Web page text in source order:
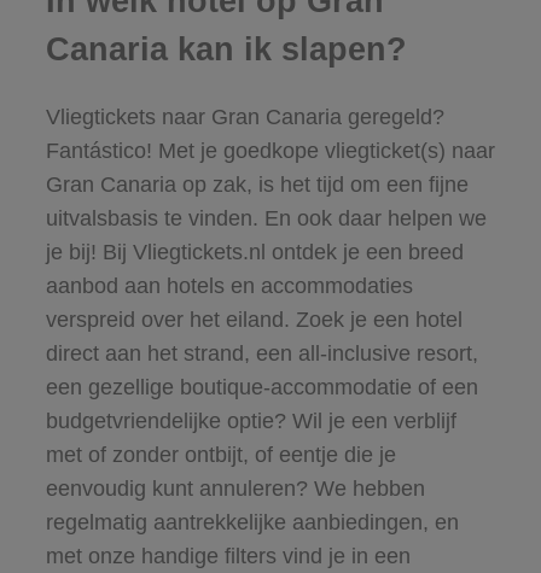
Canaria kan ik slapen?
Vliegtickets naar Gran Canaria geregeld?
Fantástico! Met je goedkope vliegticket(s) naar
Gran Canaria op zak, is het tijd om een fijne
uitvalsbasis te vinden. En ook daar helpen we
je bij! Bij Vliegtickets.nl ontdek je een breed
aanbod aan hotels en accommodaties
verspreid over het eiland. Zoek je een hotel
direct aan het strand, een all-inclusive resort,
een gezellige boutique-accommodatie of een
budgetvriendelijke optie? Wil je een verblijf
met of zonder ontbijt, of eentje die je
eenvoudig kunt annuleren? We hebben
regelmatig aantrekkelijke aanbiedingen, en
met onze handige filters vind je in een